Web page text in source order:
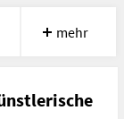
Chat
mehr